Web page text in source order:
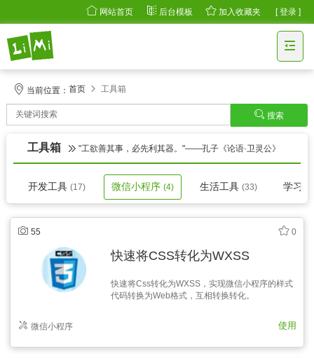
网站首页 后台模板 加入收藏夹 [ 登录 ]
当前位置： 首页 工具箱
搜索
工具箱 "工欲善其事，必先利其器。"——孔子《论语·卫灵公》
开发工具 (17) 微信小程序 (4) 生活工具 (33) 学习
55 0
快速将CSS转化为WXSS
快速将Css转化为WXSS，实现微信小程序的样式
代码转换为Web格式，互相转换转化。
微信小程序 使用